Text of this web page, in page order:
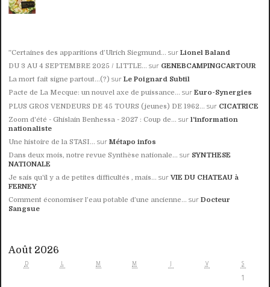
”Certaines des apparitions d’Ulrich Siegmund... surLionel Baland
DU 3 AU 4 SEPTEMBRE 2025 / LITTLE... sur GENEBCAMPINGCARTOUR
La mort fait signe partout...(?) surLe Poignard Subtil
Pacte de La Mecque: un nouvel axe de puissance... surEuro-Synergies
PLUS GROS VENDEURS DE 45 TOURS (jeunes) DE 1962... sur CICATRICE
Zoom d'été - Ghislain Benhessa - 2027 : Coup de... surl'information
nationaliste
Une histoire de la STASI... surMétapo infos
Dans deux mois, notre revue Synthèse nationale... sur SYNTHESE
NATIONALE
Je sais qu'il y a de petites difficultés , mais... surVIE DU CHATEAU à
FERNEY
Comment économiser l’eau potable d’une ancienne... surDocteur
Sangsue
Août 2026
D L M M J V S
1